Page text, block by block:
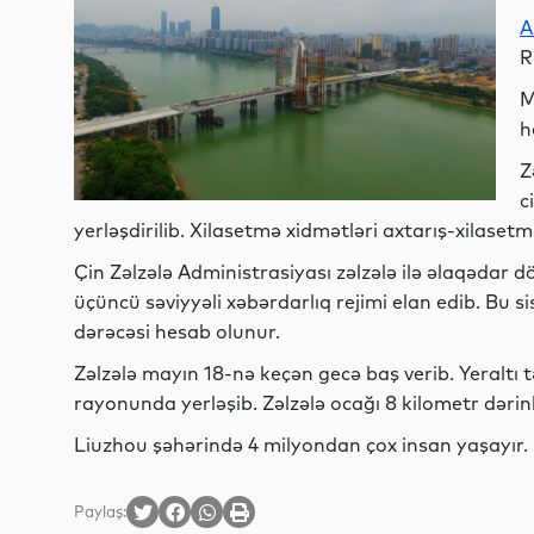
yerləşdirilib. Xilasetmə xidmətləri axtarış-
Çin Zəlzələ Administrasiyası zəlzələ ilə əlaqədar
üçüncü səviyyəli xəbərdarlıq rejimi elan edib. Bu
dərəcəsi hesab olunur.
Zəlzələ mayın 18-nə keçən gecə baş verib.
rayonunda yerləşib. Zəlzələ ocağı 8 kilometr
Liuzhou şəhərində 4 milyondan çox insan yaşayır.
Paylaş: